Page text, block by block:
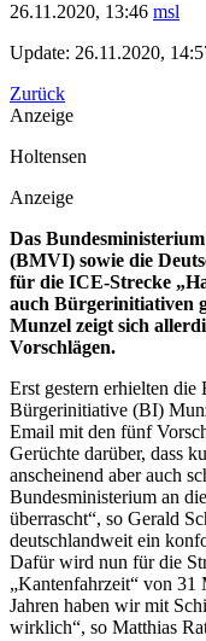
26.11.2020, 13:46 msl
Update: 26.11.2020,
Zurück
Anzeige
Holtensen
Anzeige
Das
(BMVI) sowie die
für die ICE-Strecke
auch Bürgerinitiativen
Munzel zeigt sich
Vorschlägen.
Erst gestern erhielten
Bürgerinitiative (BI)
Email mit den fünf
Gerüchte darüber, dass
anscheinend aber auch
Bundesministerium an
überrascht“, so Gerald
deutschlandweit ein
Dafür wird nun für die
„Kantenfahrzeit“ von 31
Jahren haben wir mit
wirklich“, so Matthias